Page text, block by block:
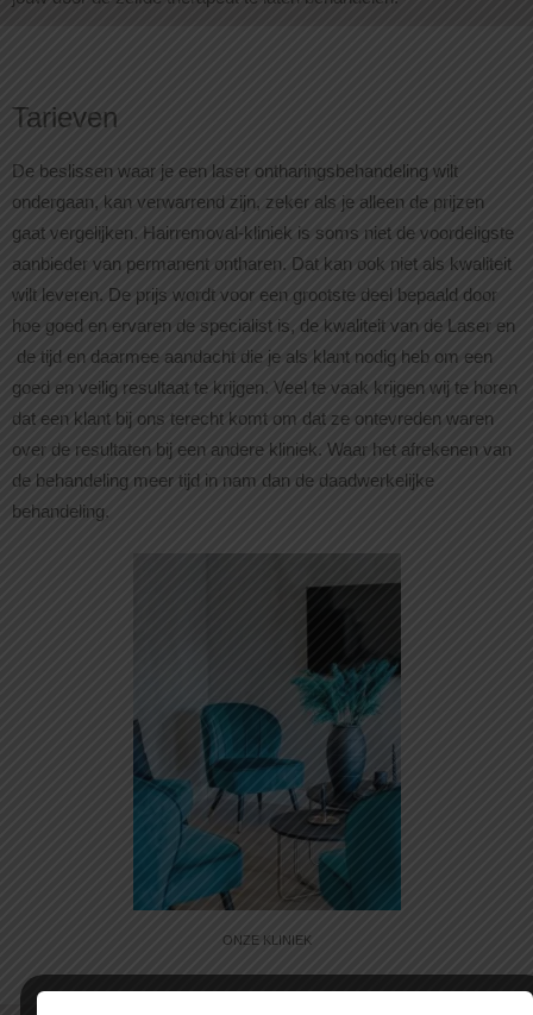
Tarieven
De beslissen waar je een laser ontharingsbehandeling wilt
ondergaan, kan verwarrend zijn, zeker als je alleen de prijzen
gaat vergelijken. Hairremoval-kliniek is soms niet de voordeligste
aanbieder van permanent ontharen. Dat kan ook niet als kwaliteit
wilt leveren. De prijs wordt voor een grootste deel bepaald door
hoe goed en ervaren de specialist is, de kwaliteit van de Laser en
de tijd en daarmee aandacht die je als klant nodig heb om een
goed en veilig resultaat te krijgen. Veel te vaak krijgen wij te horen
dat een klant bij ons terecht komt om dat ze ontevreden waren
over de resultaten bij een andere kliniek. Waar het afrekenen van
de behandeling meer tijd in nam dan de daadwerkelijke
behandeling.
ONZE KLINIEK